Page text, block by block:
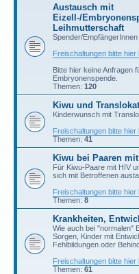
Austausch mit
Eizell-/
Leihmutterschaft
Spender/
Freischaltungen bitte hier
Bitte hier keine Anfragen
Embryonenspende.
Themen: 120
Kiwu und
Kinderwunsch mit
Freischaltungen bitte hier
Themen: 41
Kiwu bei Paaren
Für Kiwu-Paare mit HIV
sich mit Betroffenen
Freischaltungen bitte hier
Themen: 8
Krankheiten,
Wie auch bei "normalen"
Sorgen, Kinder mit
Fehlbildungen oder
Freischaltungen bitte hier
Themen: 61